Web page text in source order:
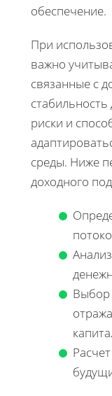
обеспечение.
При
важно
связанные с
риски и
среды. Ниже
доходного
Выбор